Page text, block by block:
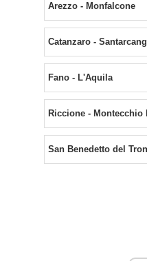
Arezzo - Monfalcone
Catanzaro -
Fano - L'Aquila
Riccione - Montecchio
San Benedetto del